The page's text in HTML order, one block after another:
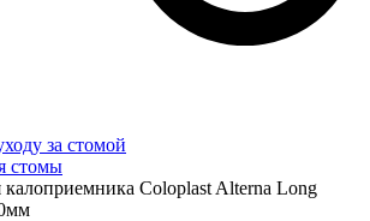
за стомой
стомы
калоприемника Coloplast Alterna Long